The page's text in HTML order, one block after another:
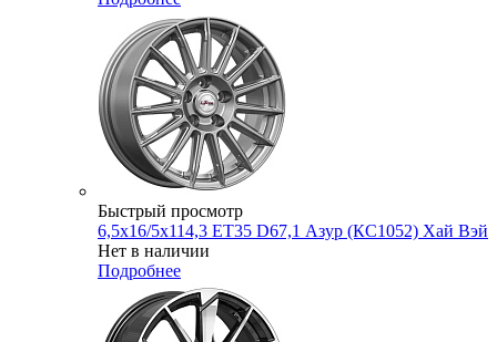
Быстрый просмотр
6,5x16/5x114,3 ET35 D67,1 Азур (КС1052) Хай Вэй
Нет в наличии
Подробнее